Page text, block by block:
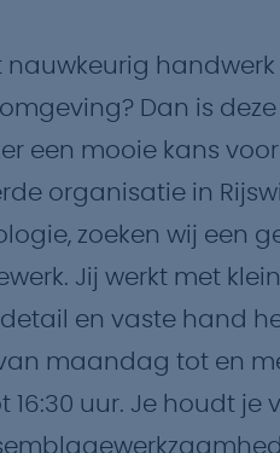
Dan is
een mooie kans
organisatie in
zoeken wij een
Jij werkt met
en vaste hand
van maandag tot en
16:30 uur. Je houdt je